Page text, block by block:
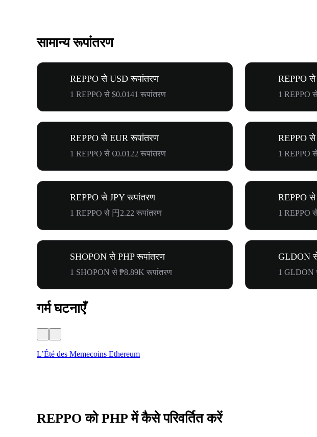
सामान्य रूपांतरण
REPPO से USD रूपांतरण
1 REPPO से $0.0141 रूपांतरण
REPPO
1 REPPO
REPPO से EUR रूपांतरण
1 REPPO से €0.0122 रूपांतरण
REPPO
1 REPPO
REPPO से JPY रूपांतरण
1 REPPO से 円2.22 रूपांतरण
REPPO
1 REPPO
SHOPON से PHP रूपांतरण
1 SHOPON से ₱8.89K रूपांतरण
GLDON
1 GLDON
गर्म घटनाएँ
L’Été des Memecoins Ethereum
REPPO को PHP में कैसे परिवर्तित करें